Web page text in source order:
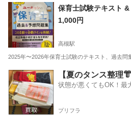
大阪 交野市 星田駅 マンガ、コミ
保育士試験テキスト
1,000円
高槻駅
2025年〜2026年保育士試験のテキスト、過去
大阪 高槻市 高槻駅 就職、資格
【夏のタンス整理
状態が悪くてもOK！最
プリフラ